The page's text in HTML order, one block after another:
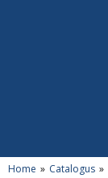
Home Catalogus